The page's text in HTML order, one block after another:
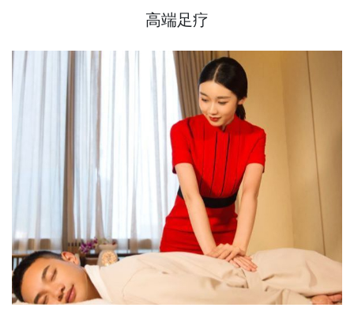
高端足疗